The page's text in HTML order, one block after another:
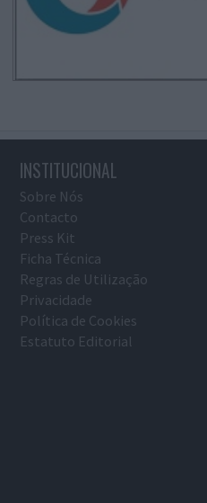
INSTITUCIONAL
Sobre Nós
Contacto
Press Kit
Ficha Técnica
Regras de Utilização
Privacidade
Política de Cookies
Estatuto Editorial